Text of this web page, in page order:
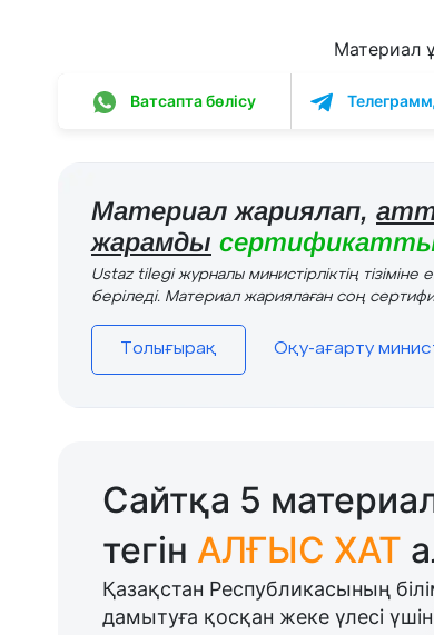
Материал
Ватсапта бөлісу
Материал жариялап,
жарамды
Ustaz tilegi журналы министірліктің
беріледі. Материал жариялаған соң
Толығырақ Оқу-ағарту
Сайтқа 5
тегін АЛҒЫС ХАТ
Қазақстан Республикасының
дамытуға қосқан жеке үлесі